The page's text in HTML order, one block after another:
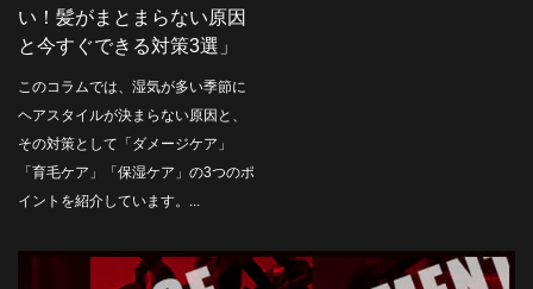
い！髪がまとまらない原因
と今すぐできる対策3選」
このコラムでは、湿気が多い季節に
ヘアスタイルが決まらない原因と、
その対策として「ダメージケア」
「育毛ケア」「保湿ケア」の3つのポ
イントを紹介しています。...